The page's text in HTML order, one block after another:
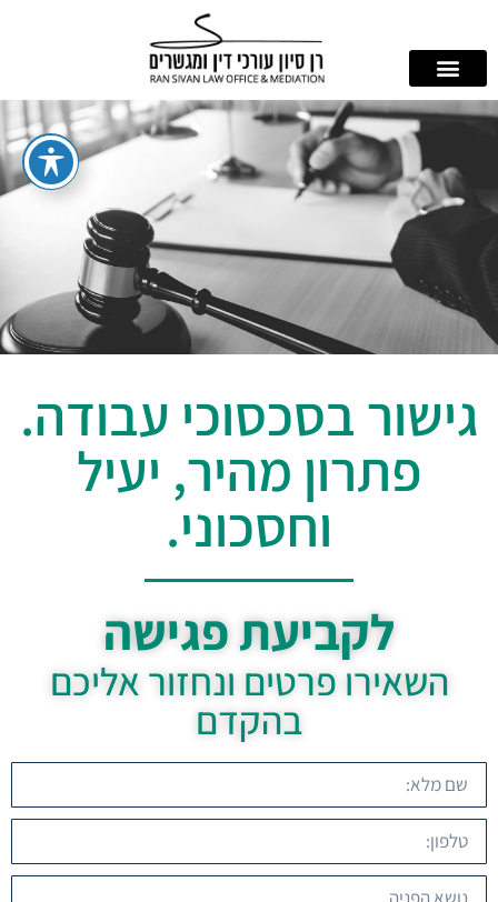
גישור בסכסוכי עבודה.
פתרון מהיר, יעיל
וחסכוני.
לקביעת פגישה
השאירו פרטים ונחזור אליכם
בהקדם